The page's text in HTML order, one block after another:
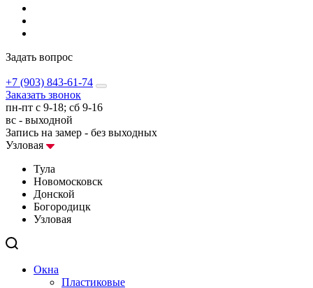
Задать вопрос
+7 (903) 843-61-74
Заказать звонок
пн-пт с 9-18; сб 9-16
вс - выходной
Запись на замер - без выходных
Узловая
Тула
Новомосковск
Донской
Богородицк
Узловая
Окна
Пластиковые